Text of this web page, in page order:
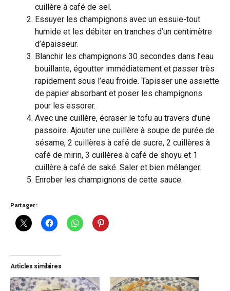
cuillère à café de sel.
Essuyer les champignons avec un essuie-tout
humide et les débiter en tranches d’un centimètre
d’épaisseur.
Blanchir les champignons 30 secondes dans l’eau
bouillante, égoutter immédiatement et passer très
rapidement sous l’eau froide. Tapisser une assiette
de papier absorbant et poser les champignons
pour les essorer.
Avec une cuillère, écraser le tofu au travers d’une
passoire. Ajouter une cuillère à soupe de purée de
sésame, 2 cuillères à café de sucre, 2 cuillères à
café de mirin, 3 cuillères à café de shoyu et 1
cuillère à café de saké. Saler et bien mélanger.
Enrober les champignons de cette sauce.
Partager :
Articles similaires